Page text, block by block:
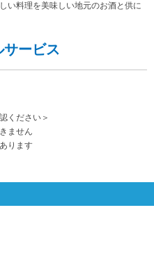
い料理を美味しい地元のお酒と供に
サービス
ください＞
ません
ります